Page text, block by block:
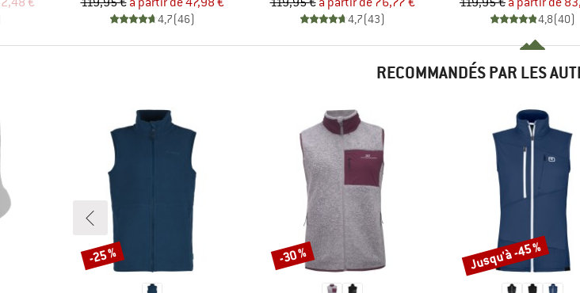
4,7(46) 4,7(43) 4,8(40)
RECOMMANDÉS PAR LES
Remise
-25 % Remise
-30 % Remise
Jusqu'à -45 %